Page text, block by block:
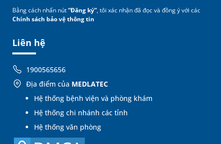
Liên hệ
1900565656
Địa điểm của MEDLATEC
Hệ thống bệnh viện và phòng khám
Hệ thống chi nhánh các tỉnh
Hệ thống văn phòng
Bằng cách nhấn nút“Đăng ký”, tôi xác nhận đã đọc và đồng ý với các
Chính sách bảo vệ thông tin